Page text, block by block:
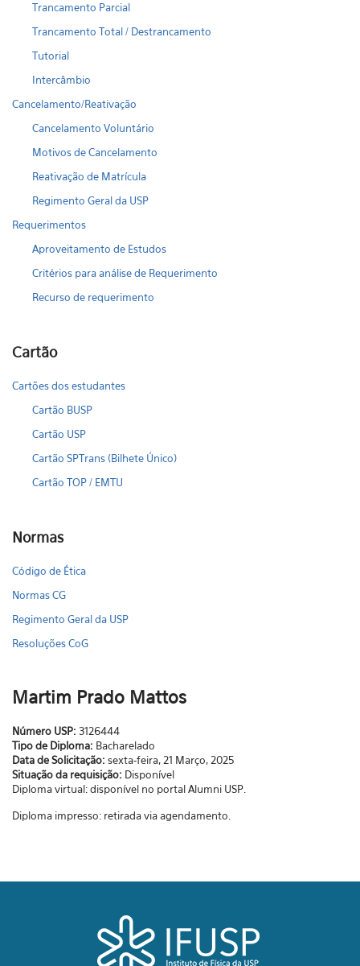
Trancamento Parcial
Trancamento Total / Destrancamento
Tutorial
Intercâmbio
Cancelamento/Reativação
Cancelamento Voluntário
Motivos de Cancelamento
Reativação de Matrícula
Regimento Geral da USP
Requerimentos
Aproveitamento de Estudos
Critérios para análise de Requerimento
Recurso de requerimento
Cartão
Cartões dos estudantes
Cartão BUSP
Cartão USP
Cartão SPTrans (Bilhete Único)
Cartão TOP / EMTU
Normas
Código de Ética
Normas CG
Regimento Geral da USP
Resoluções CoG
Martim Prado Mattos
Número USP: 3126444
Tipo de Diploma: Bacharelado
Data de Solicitação: sexta-feira, 21 Março, 2025
Situação da requisição: Disponível
Diploma virtual: disponível no portal Alumni USP.
Diploma impresso: retirada via agendamento.